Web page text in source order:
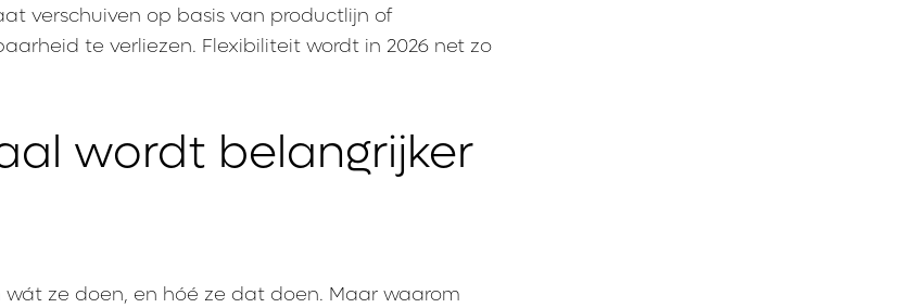
verschuiven op basis van productlijn of
te verliezen. Flexibiliteit wordt in 2026 net zo
wordt belangrijker
ze doen, en hóé ze dat doen. Maar waarom